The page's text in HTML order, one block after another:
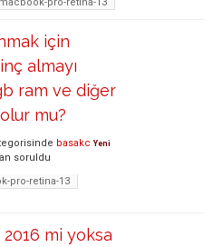
için
almayı
ram ve diğer
mu?
basakc Yeni
soruldu
pro-retina-13
mi yoksa